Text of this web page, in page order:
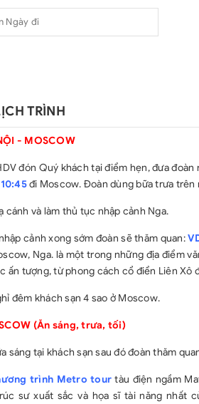
TRÌNH
- MOSCOW
đón Quý khách tại điểm hẹn, đưa
10:45đi Moscow. Đoàn dùng bữa trưa trên
cánh và làm thủ tục nhập cảnh Nga.
cảnh xong sớm đoàn sẽ thăm quan:
Nga. là một trong những địa điểm
ấn tượng, từ phong cách cổ điển Liên Xô
đêm khách sạn 4 sao ở Moscow.
(Ăn sáng, trưa, tối)
sáng tại khách sạn sau đó đoàn thăm
trình Metro tour tàu điện ngầm
sư xuất sắc và họa sĩ tài năng nhất